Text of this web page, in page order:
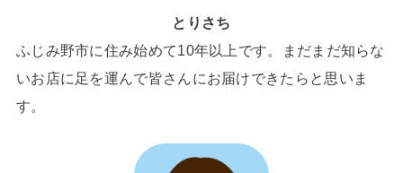
とりさち
ふじみ野市に住み始めて10年以上です。まだまだ知らな
いお店に足を運んで皆さんにお届けできたらと思いま
す。